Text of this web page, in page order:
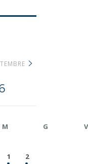
M G V
1 2